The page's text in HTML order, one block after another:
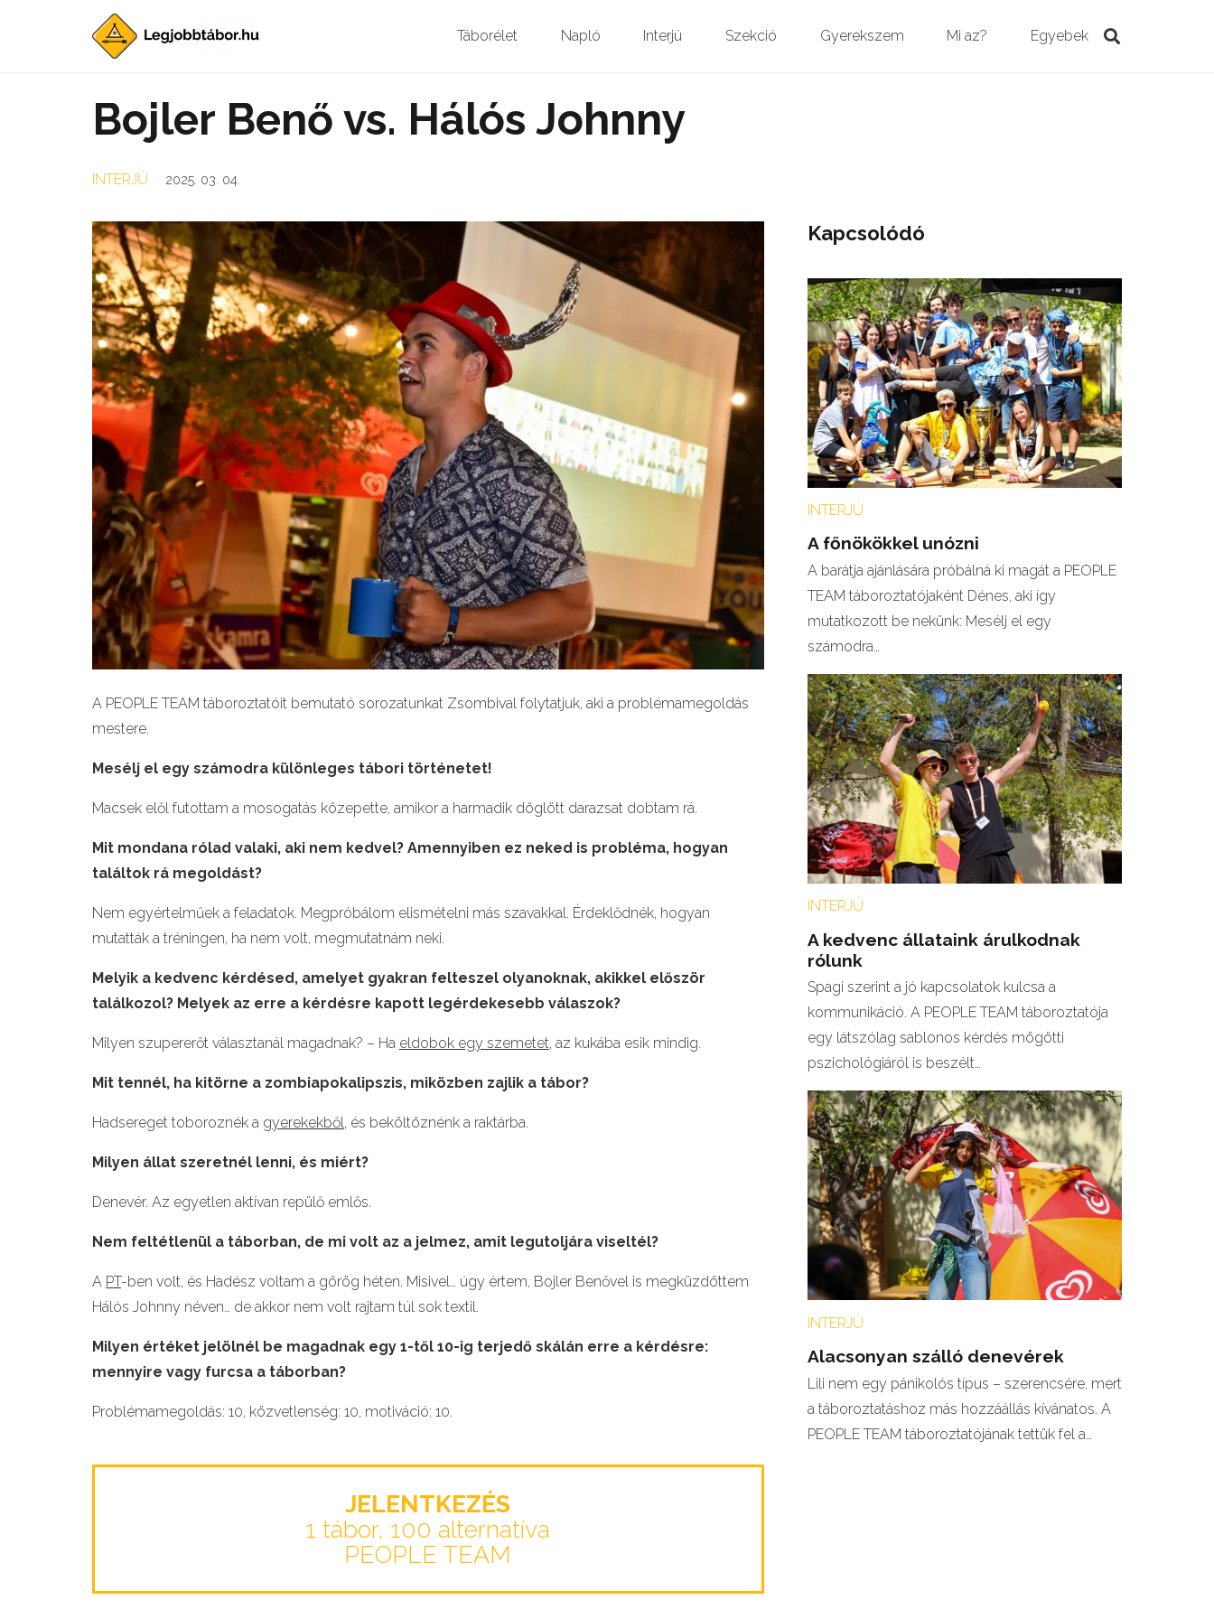
Táborélet Napló Interjú Szekció Gyerekszem Mi az? Egyebek
Bojler Benő vs. Hálós Johnny
INTERJÚ 2025. 03. 04.
A PEOPLE TEAM táboroztatóit bemutató sorozatunkat Zsombival folytatjuk, aki a problémamegoldás
mestere.
Mesélj el egy számodra különleges tábori történetet!
Macsek elől futottam a mosogatás közepette, amikor a harmadik döglött darazsat dobtam rá.
Mit mondana rólad valaki, aki nem kedvel? Amennyiben ez neked is probléma, hogyan
találtok rá megoldást?
Nem egyértelműek a feladatok. Megpróbálom elismételni más szavakkal. Érdeklődnék, hogyan
mutatták a tréningen, ha nem volt, megmutatnám neki.
Melyik a kedvenc kérdésed, amelyet gyakran felteszel olyanoknak, akikkel először
találkozol? Melyek az erre a kérdésre kapott legérdekesebb válaszok?
Milyen szupererőt választanál magadnak? – Ha eldobok egy szemetet, az kukába esik mindig.
Mit tennél, ha kitörne a zombiapokalipszis, miközben zajlik a tábor?
Hadsereget toboroznék a gyerekekből, és beköltöznénk a raktárba.
Milyen állat szeretnél lenni, és miért?
Denevér. Az egyetlen aktívan repülő emlős.
Nem feltétlenül a táborban, de mi volt az a jelmez, amit legutoljára viseltél?
A PT-ben volt, és Hadész voltam a görög héten. Misivel… úgy értem, Bojler Benővel is megküzdöttem
Hálós Johnny néven… de akkor nem volt rajtam túl sok textil.
Milyen értéket jelölnél be magadnak egy 1-től 10-ig terjedő skálán erre a kérdésre:
mennyire vagy furcsa a táborban?
Problémamegoldás: 10, közvetlenség: 10, motiváció: 10.
JELENTKEZÉS
1 tábor, 100 alternatíva
PEOPLE TEAM
Kapcsolódó
INTERJÚ
A főnökökkel unózni
A barátja ajánlására próbálná ki magát a PEOPLE
TEAM táboroztatójaként Dénes, aki így
mutatkozott be nekünk: Mesélj el egy
számodra…
INTERJÚ
A kedvenc állataink árulkodnak
rólunk
Spagi szerint a jó kapcsolatok kulcsa a
kommunikáció. A PEOPLE TEAM táboroztatója
egy látszólag sablonos kérdés mögötti
pszichológiáról is beszélt…
INTERJÚ
Alacsonyan szálló denevérek
Lili nem egy pánikolós típus – szerencsére, mert
a táboroztatáshoz más hozzáállás kívánatos. A
PEOPLE TEAM táboroztatójának tettük fel a…